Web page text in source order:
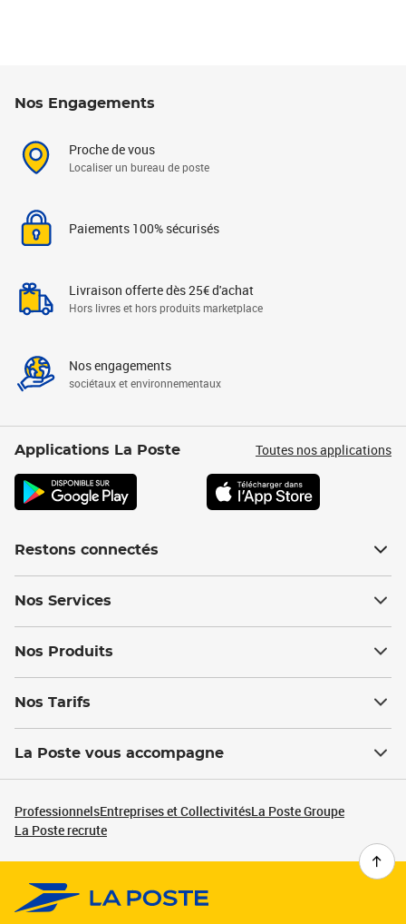
Nos Engagements
Proche de vous
Localiser un bureau de poste
Paiements 100% sécurisés
Livraison offerte dès 25€ d'achat
Hors livres et hors produits marketplace
Nos engagements
sociétaux et environnementaux
Applications La Poste Toutes nos applications
Restons connectés
Nos Services
Nos Produits
Nos Tarifs
La Poste vous accompagne
ProfessionnelsEntreprises et CollectivitésLa Poste Groupe
La Poste recrute